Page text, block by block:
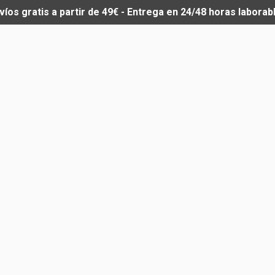
gratis a partir de 49€ - Entrega en 24/48 horas